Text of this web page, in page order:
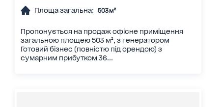
Площа загальна: 503 м²
Пропонується на продаж офісне приміщення
загальною площею 503 м², з генератором
Готовий бізнес (повністю під орендою) з
сумарним прибутком 36...